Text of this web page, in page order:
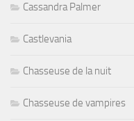
Cassandra Palmer
Castlevania
Chasseuse de la nuit
Chasseuse de vampires